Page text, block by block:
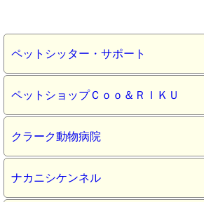
ペットシッター・サポート
ペットショップＣｏｏ＆ＲＩＫＵ
クラーク動物病院
ナカニシケンネル